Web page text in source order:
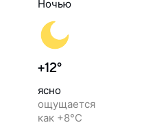
Ночью
+12°
ясно
ощущается
как +8°C